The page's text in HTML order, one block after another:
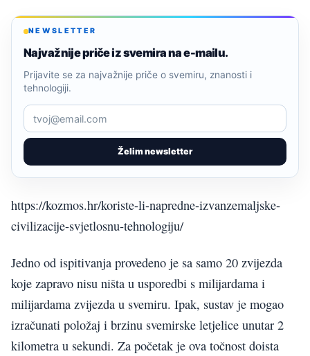
NEWSLETTER
Najvažnije priče iz svemira na e-mailu.
Želim newsletter
Prijavite se za najvažnije priče o svemiru, znanosti i
tehnologiji.
https://kozmos.hr/koriste-li-napredne-izvanzemaljske-
civilizacije-svjetlosnu-tehnologiju/
Jedno od ispitivanja provedeno je sa samo 20 zvijezda
koje zapravo nisu ništa u usporedbi s milijardama i
milijardama zvijezda u svemiru. Ipak, sustav je mogao
izračunati položaj i brzinu svemirske letjelice unutar 2
kilometra u sekundi. Za početak je ova točnost doista